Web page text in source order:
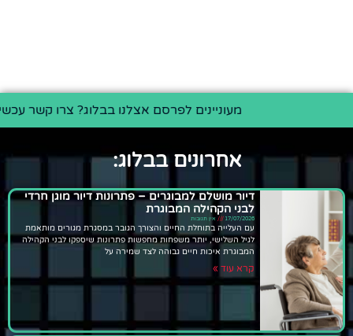
מעוניינים לפרסם אצלנו בבלוג? צרו קשר עכשיו >>
אחרונים בבלוג:
דיור מושלם למבוגרים – פתרונות דיור מוגן חרדי
לבני הקהילה המבוגרת
17/07/2026 אין תגובות
עם העלייה בתוחלת החיים והצורך הגובר במסגרת מגורים מותאמת
לגיל השלישי, יותר משפחות מחפשות פתרונות שיספקו לבני הקהילה
המבוגרת איכות חיים גבוהה לצד שמירה על
קרא עוד »